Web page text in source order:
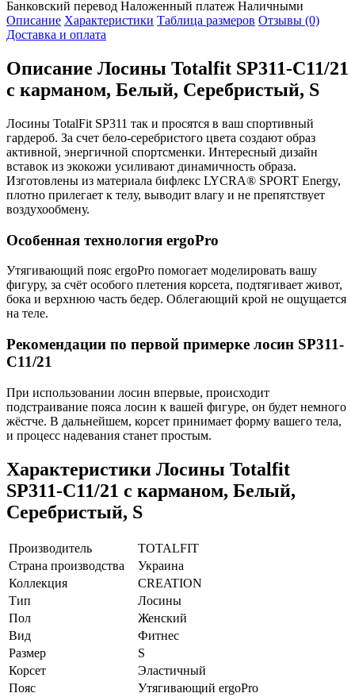
Банковский перевод Наложенный платеж Наличными
Описание Характеристики Таблица размеров Отзывы (0)
Доставка и оплата
Описание Лосины Totalfit SP311-C11/21
с карманом, Белый, Серебристый, S
Лосины TotalFit SP311 так и просятся в ваш спортивный
гардероб. За счет бело-серебристого цвета создают образ
активной, энергичной спортсменки. Интересный дизайн
вставок из экокожи усиливают динамичность образа.
Изготовлены из материала бифлекс LYCRA® SPORT Energy,
плотно прилегает к телу, выводит влагу и не препятствует
воздухообмену.
Особенная технология ergoPro
Утягивающий пояс ergoPro помогает моделировать вашу
фигуру, за счёт особого плетения корсета, подтягивает живот,
бока и верхнюю часть бедер. Облегающий крой не ощущается
на теле.
Рекомендации по первой примерке лосин SP311-
C11/21
При использовании лосин впервые, происходит
подстраивание пояса лосин к вашей фигуре, он будет немного
жёстче. В дальнейшем, корсет принимает форму вашего тела,
и процесс надевания станет простым.
Характеристики Лосины Totalfit
SP311-C11/21 с карманом, Белый,
Серебристый, S
Производитель
TOTALFIT
Страна производства
Украина
Коллекция
CREATION
Тип
Лосины
Пол
Женский
Вид
Фитнес
Размер
S
Корсет
Эластичный
Пояс
Утягивающий ergoPro